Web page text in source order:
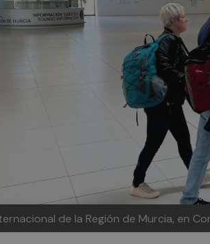
de la Región de Murcia, en